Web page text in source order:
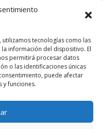
utilizamos tecnologías como las
información del dispositivo. El
permitirá procesar datos
o las identificaciones únicas
puede afectar
y funciones.
Para fotos de hasta